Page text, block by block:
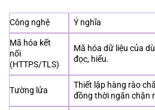
Công nghệ
Ý nghĩa
Mã hóa kết
nối
(HTTPS/TLS)
Mã hóa dữ liệu của
đọc, hiểu.
Tường lửa
Thiết lập hàng rào
đồng thời ngăn chặn